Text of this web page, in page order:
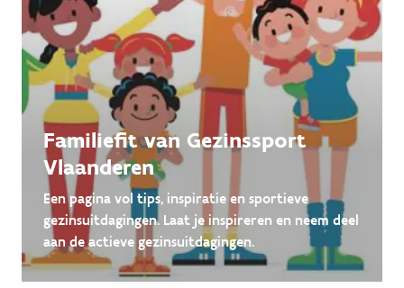
Familiefit van Gezinssport
Vlaanderen
Een pagina vol tips, inspiratie en sportieve
gezinsuitdagingen. Laat je inspireren en neem deel
aan de actieve gezinsuitdagingen.